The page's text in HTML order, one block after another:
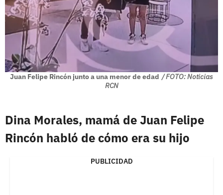
Juan Felipe Rincón junto a una menor de edad / FOTO: Noticias
RCN
Dina Morales, mamá de Juan Felipe
Rincón habló de cómo era su hijo
PUBLICIDAD